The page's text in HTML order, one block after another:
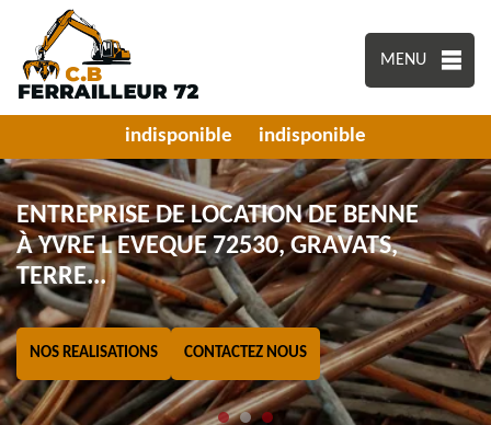
MENU
indisponible indisponible
ENTREPRISE DE LOCATION DE BENNE
À YVRE L EVEQUE 72530, GRAVATS,
TERRE...
NOS REALISATIONS CONTACTEZ NOUS